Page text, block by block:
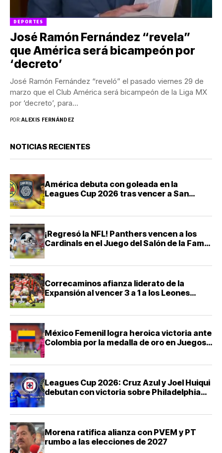
DEPORTES
José Ramón Fernández “revela”
que América será bicampeón por
‘decreto’
José Ramón Fernández “reveló” el pasado viernes 29 de
marzo que el Club América será bicampeón de la Liga MX
por ‘decreto’, para...
POR:ALEXIS FERNÁNDEZ
NOTICIAS RECIENTES
América debuta con goleada en la
Leagues Cup 2026 tras vencer a San
¡Regresó la NFL! Panthers vencen a los
Cardinals en el Juego del Salón de la Fama
Correcaminos afianza liderato de la
Expansión al vencer 3 a 1 a los Leones
México Femenil logra heroica victoria ante
Colombia por la medalla de oro en Juegos
Leagues Cup 2026: Cruz Azul y Joel Huiqui
debutan con victoria sobre Philadelphia
Morena ratifica alianza con PVEM y PT
rumbo a las elecciones de 2027